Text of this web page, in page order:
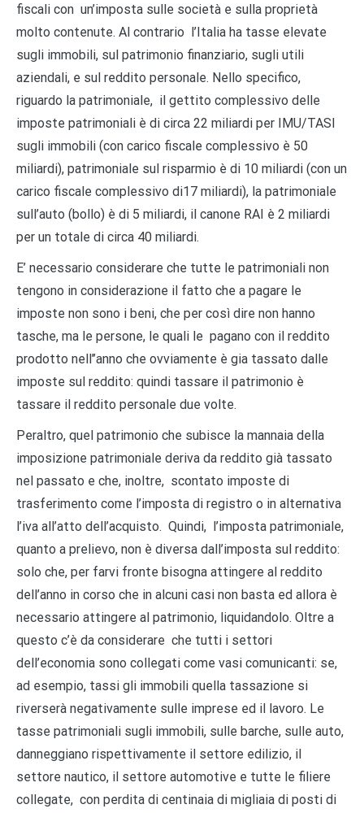
fiscali con un’imposta sulle società e sulla proprietà
molto contenute. Al contrario l’Italia ha tasse elevate
sugli immobili, sul patrimonio finanziario, sugli utili
aziendali, e sul reddito personale. Nello specifico,
riguardo la patrimoniale, il gettito complessivo delle
imposte patrimoniali è di circa 22 miliardi per IMU/TASI
sugli immobili (con carico fiscale complessivo è 50
miliardi), patrimoniale sul risparmio è di 10 miliardi (con un
carico fiscale complessivo di17 miliardi), la patrimoniale
sull’auto (bollo) è di 5 miliardi, il canone RAI è 2 miliardi
per un totale di circa 40 miliardi.
E’ necessario considerare che tutte le patrimoniali non
tengono in considerazione il fatto che a pagare le
imposte non sono i beni, che per così dire non hanno
tasche, ma le persone, le quali le pagano con il reddito
prodotto nell’’anno che ovviamente è gia tassato dalle
imposte sul reddito: quindi tassare il patrimonio è
tassare il reddito personale due volte.
Peraltro, quel patrimonio che subisce la mannaia della
imposizione patrimoniale deriva da reddito già tassato
nel passato e che, inoltre, scontato imposte di
trasferimento come l’imposta di registro o in alternativa
l’iva all’atto dell’acquisto. Quindi, l’imposta patrimoniale,
quanto a prelievo, non è diversa dall’imposta sul reddito:
solo che, per farvi fronte bisogna attingere al reddito
dell’anno in corso che in alcuni casi non basta ed allora è
necessario attingere al patrimonio, liquidandolo. Oltre a
questo c’è da considerare che tutti i settori
dell’economia sono collegati come vasi comunicanti: se,
ad esempio, tassi gli immobili quella tassazione si
riverserà negativamente sulle imprese ed il lavoro. Le
tasse patrimoniali sugli immobili, sulle barche, sulle auto,
danneggiano rispettivamente il settore edilizio, il
settore nautico, il settore automotive e tutte le filiere
collegate, con perdita di centinaia di migliaia di posti di